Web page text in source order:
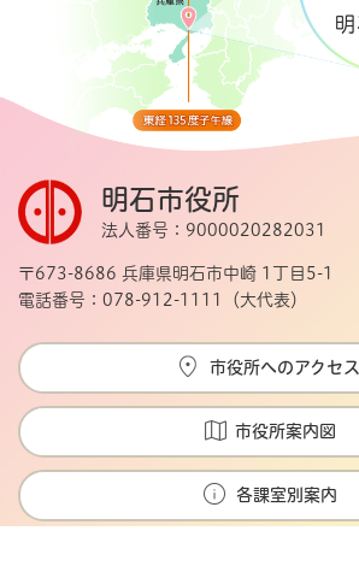
明石市役所
法人番号：9000020282031
〒673-8686 兵庫県明石市中崎 1丁目5-1
電話番号：078-912-1111（大代表）
市役所へのアクセス
市役所案内図
各課室別案内